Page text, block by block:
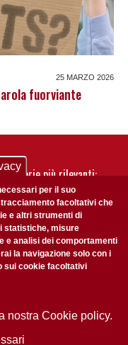
25 MARZO 2026
fuorviante
storie più rilevanti:
newsletter
per il suo
facoltativi che
e altri strumenti di
statistiche, misure
e analisi dei comportamenti
la navigazione solo con i
sui cookie facoltativi
nostra Cookie policy.